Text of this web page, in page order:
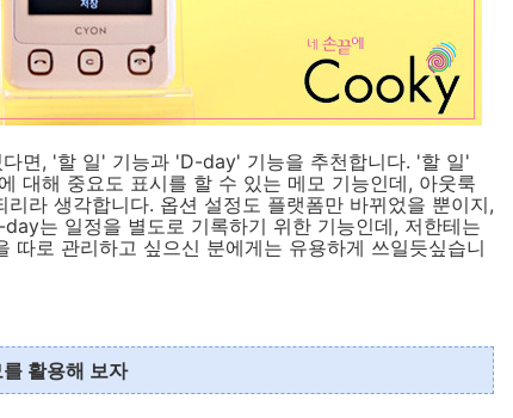
면, '할 일' 기능과 'D-day' 기능을 추천합니다. '할 일'
대해 중요도 표시를 할 수 있는 메모 기능인데, 아웃룩
라 생각합니다. 옵션 설정도 플랫폼만 바뀌었을 뿐이지,
는 일정을 별도로 기록하기 위한 기능인데, 저한테는
따로 관리하고 싶으신 분에게는 유용하게 쓰일듯싶습니
활용해 보자